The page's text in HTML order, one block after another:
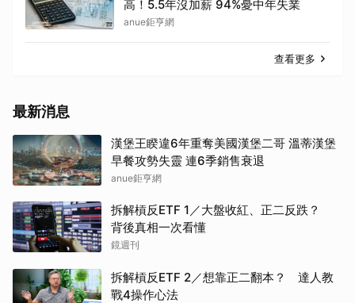
高！5.5年沒加薪 94%憂中年失業
anue鉅亨網
查看更多
最新消息
漢堡王睽違6年重奪美國漢堡二哥 溫蒂漢堡
早餐攻勢失靈 連6季銷售衰退
anue鉅亨網
拆解槓反ETF 1／大盤收紅、正二反跌？
背後真相一次看懂
鏡週刊
拆解槓反ETF 2／想靠正二翻本？ 達人教
戰4操作心法